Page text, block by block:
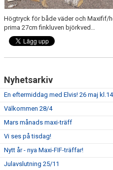
Högtryck för både väder och Maxifif/
prima 27cm finkluven björkved…
Nyhetsarkiv
En eftermiddag med Elvis! 26 maj
Välkommen 28/4
Mars månads maxi-träff
Vi ses på tisdag!
Nytt år - nya Maxi-FIF-träffar!
Julavslutning 25/11